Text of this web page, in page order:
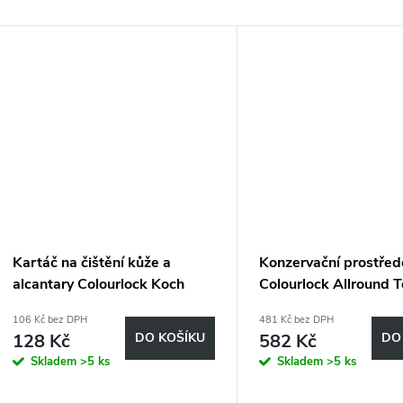
Kartáč na čištění kůže a
alcantary Colourlock Koch
106 Kč bez DPH
128 Kč
Skladem >5 ks
DO KOŠÍKU
Konzervační
Colourlock Allround
481 Kč bez DPH
582 Kč
Skladem >5 ks